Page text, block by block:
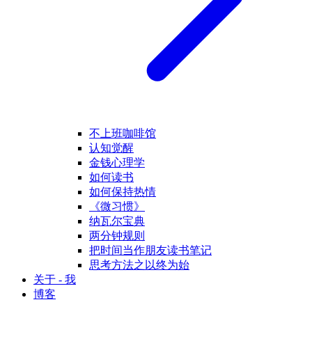
不上班咖啡馆
认知觉醒
金钱心理学
如何读书
如何保持热情
《微习惯》
纳瓦尔宝典
两分钟规则
把时间当作朋友读书笔记
思考方法之以终为始
关于 - 我
博客